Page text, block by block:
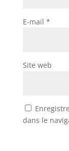
E-mail *
Site web
dans le